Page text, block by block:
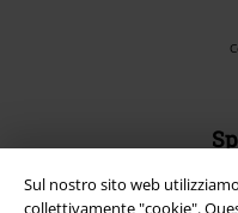
Sul nostro sito web
collettivamente "cookie".